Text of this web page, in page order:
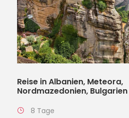
Reise in Albanien, Meteora,
Nordmazedonien, Bulgarien
8 Tage